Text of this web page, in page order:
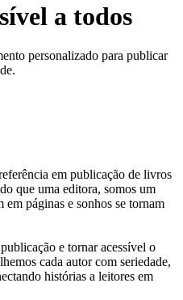
a todos
personalizado para publicar
em publicação de livros
que uma editora, somos um
em páginas e sonhos se tornam
e tornar acessível o
cada autor com seriedade,
histórias a leitores em